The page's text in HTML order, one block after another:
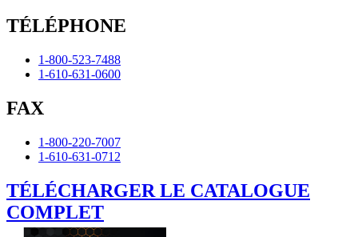
TÉLÉPHONE
1-800-523-7488
1-610-631-0600
FAX
1-800-220-7007
1-610-631-0712
TÉLÉCHARGER LE CATALOGUE
COMPLET